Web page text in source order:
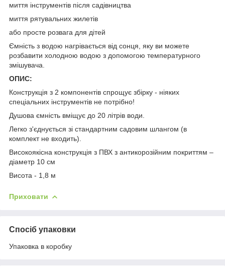
миття інструментів після садівництва
миття рятувальних жилетів
або просте розвага для дітей
Ємність з водою нагрівається від сонця, яку ви можете
розбавити холодною водою з допомогою температурного
змішувача.
ОПИС:
Конструкція з 2 компонентів спрощує збірку - ніяких
спеціальних інструментів не потрібно!
Душова ємність вміщує до 20 літрів води.
Легко з'єднується зі стандартним садовим шлангом (в
комплект не входить).
Високоякісна конструкція з ПВХ з антикорозійним покриттям –
діаметр 10 см
Висота - 1,8 м
Приховати
Спосіб упаковки
Упаковка в коробку